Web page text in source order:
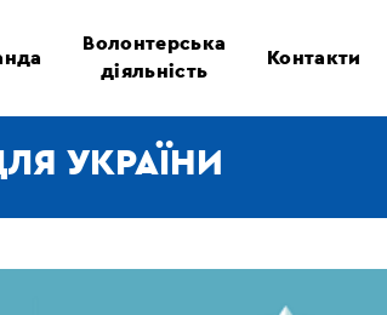
Волонтерська
діяльність
Контакти
УКРАЇНИ